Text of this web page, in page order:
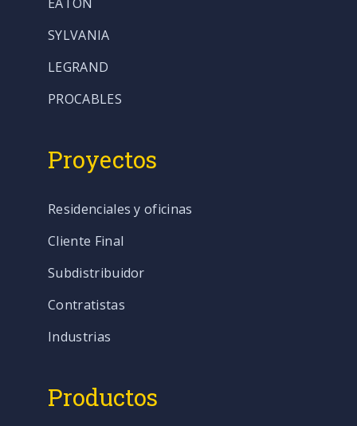
SYLVANIA
LEGRAND
PROCABLES
Proyectos
Residenciales y oficinas
Cliente Final
Subdistribuidor
Contratistas
Industrias
Productos